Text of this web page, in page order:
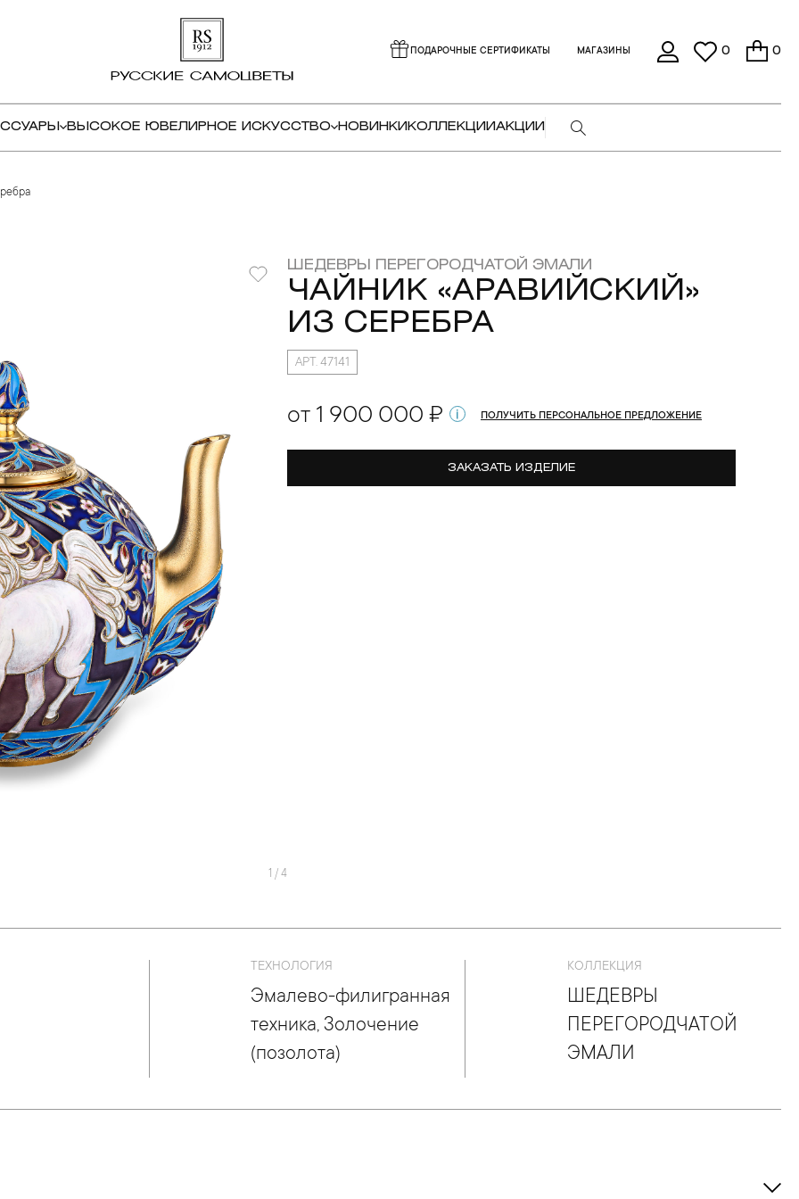
ПОДАРОЧНЫЕ СЕРТИФИКАТЫ МАГАЗИНЫ 0 0
ВЫСОКОЕ ЮВЕЛИРНОЕ ИСКУССТВО НОВИНКИ КОЛЛЕКЦИИАКЦИИ
1 / 4
ШЕДЕВРЫ ПЕРЕГОРОДЧАТОЙ ЭМАЛИ
ЧАЙНИК «АРАВИЙСКИЙ»
ИЗ СЕРЕБРА
АРТ. 47141
от 1 900 000 ₽ ПОЛУЧИТЬ ПЕРСОНАЛЬНОЕ ПРЕДЛОЖЕНИЕ
ЗАКАЗАТЬ ИЗДЕЛИЕ
ТЕХНОЛОГИЯ
Эмалево-филигранная
техника, Золочение
(позолота)
КОЛЛЕКЦИЯ
ШЕДЕВРЫ
ПЕРЕГОРОДЧАТОЙ
ЭМАЛИ